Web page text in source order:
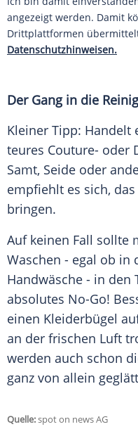
angezeigt werden. Damit
Drittplattformen
Datenschutzhinweisen.
Der Gang in die
Kleiner Tipp: Handelt
teures Couture- oder
Samt, Seide oder
empfiehlt es sich,
bringen.
Auf keinen Fall sollte
Waschen - egal ob in
Handwäsche - in den
absolutes No-Go!
einen Kleiderbügel
an der frischen Luft
werden auch schon
ganz von allein
Quelle:spot on news AG